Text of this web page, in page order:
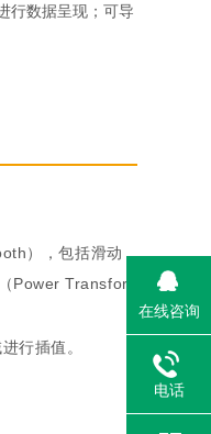
行数据呈现；可导
），包括滑动
Power Transfor
行插值。
在线咨询
电话